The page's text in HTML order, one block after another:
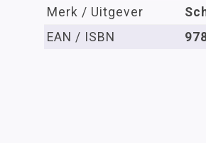
Merk / Uitgever
EAN / ISBN